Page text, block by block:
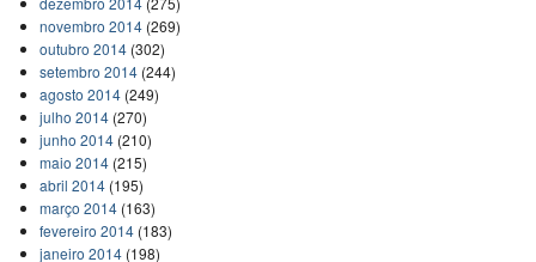
novembro 2014(269)
outubro 2014(302)
setembro 2014(244)
agosto 2014(249)
julho 2014(270)
junho 2014(210)
maio 2014(215)
abril 2014(195)
março 2014(163)
fevereiro 2014(183)
janeiro 2014(198)